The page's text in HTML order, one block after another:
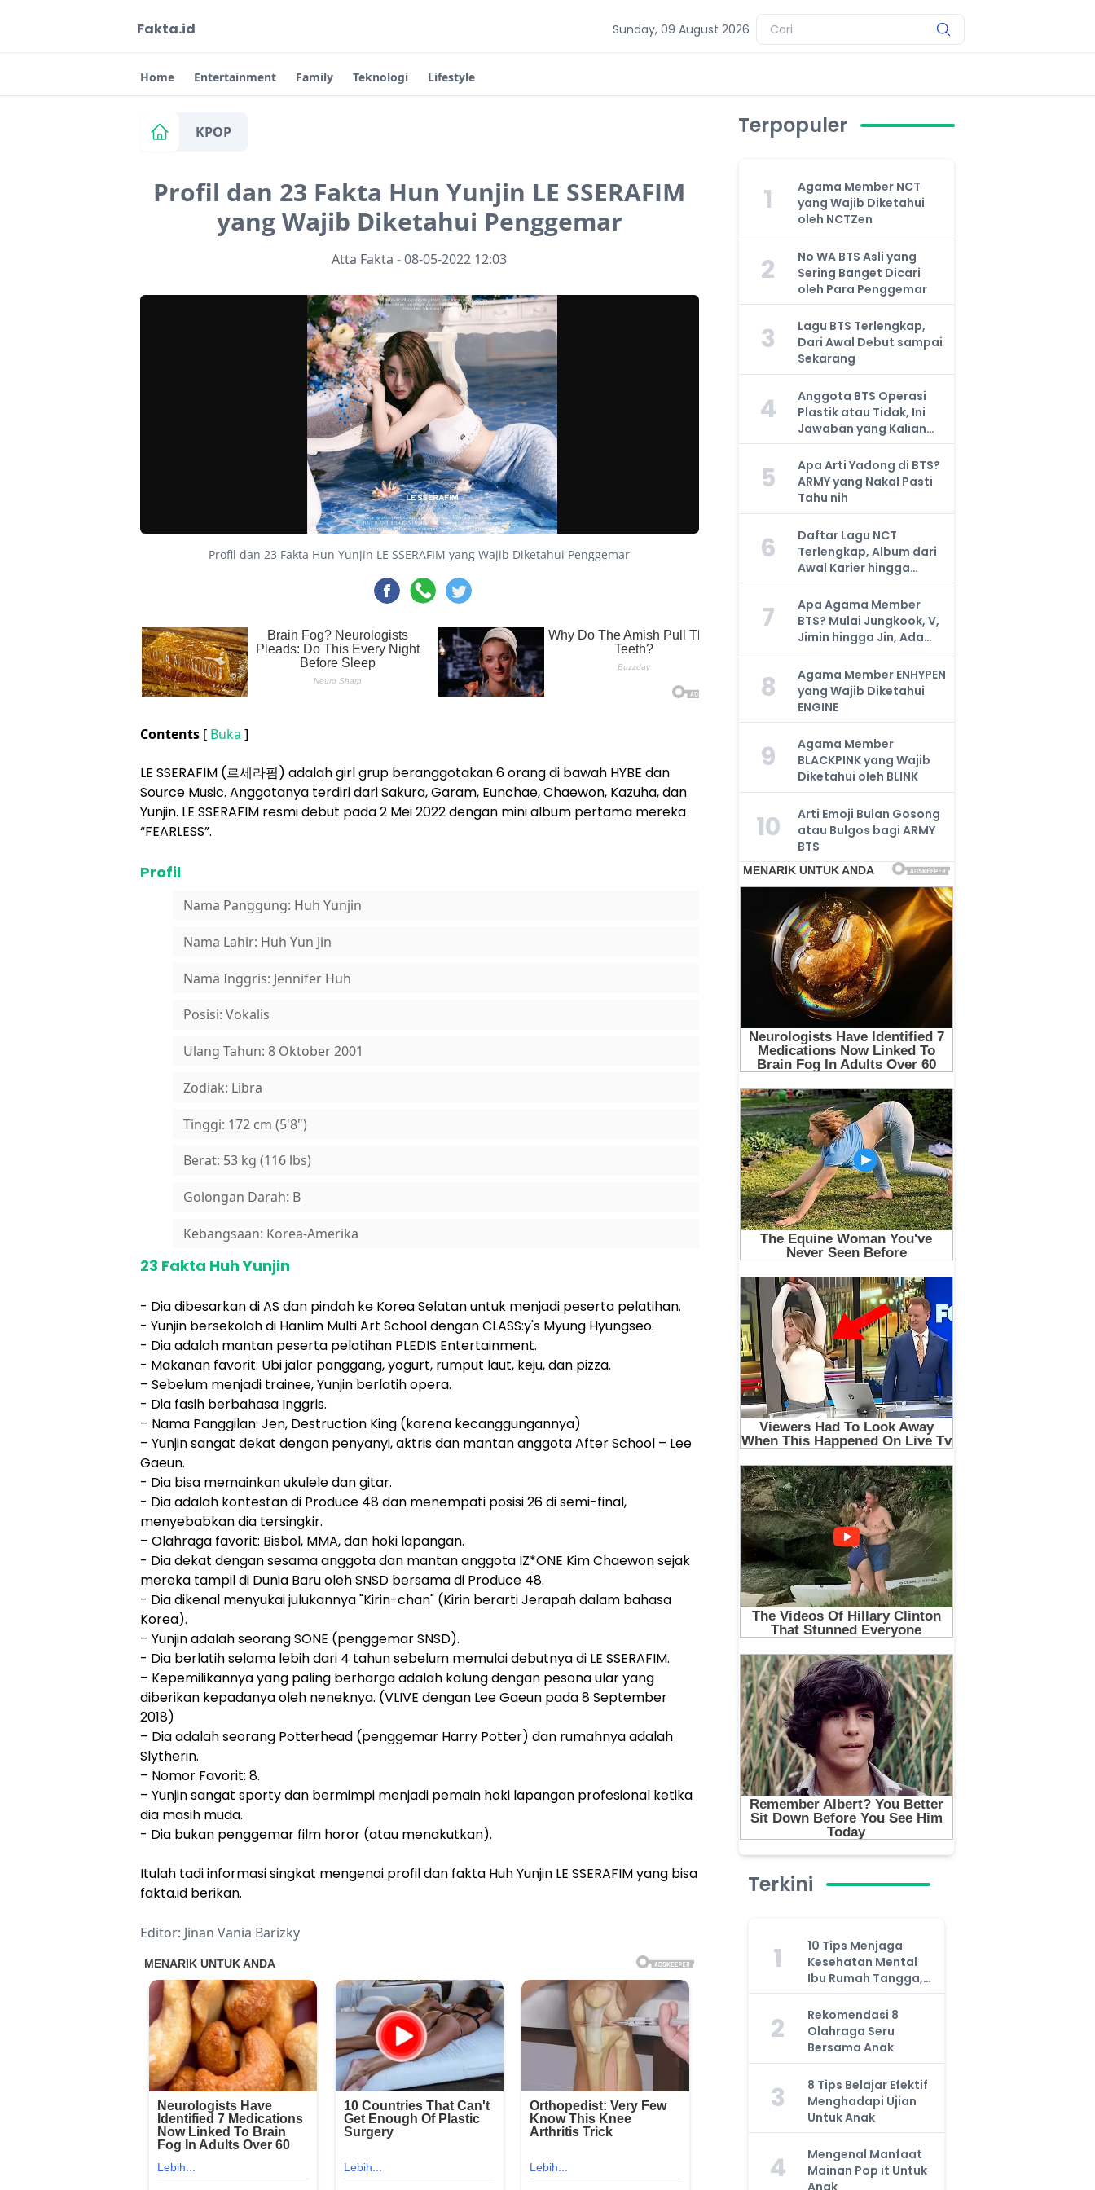
Fakta.id Sunday, 09 August 2026
Home Entertainment Family Teknologi Lifestyle
KPOP
Profil dan 23 Fakta Hun Yunjin LE SSERAFIM
yang Wajib Diketahui Penggemar
Atta Fakta -08-05-2022 12:03
Profil dan 23 Fakta Hun Yunjin LE SSERAFIM yang Wajib Diketahui Penggemar
Contents [ Buka ]
LE SSERAFIM (르세라핌) adalah girl grup beranggotakan 6 orang di bawah HYBE dan
Source Music. Anggotanya terdiri dari Sakura, Garam, Eunchae, Chaewon, Kazuha, dan
Yunjin. LE SSERAFIM resmi debut pada 2 Mei 2022 dengan mini album pertama mereka
“FEARLESS”.
Profil
Nama Panggung: Huh Yunjin
Nama Lahir: Huh Yun Jin
Nama Inggris: Jennifer Huh
Posisi: Vokalis
Ulang Tahun: 8 Oktober 2001
Zodiak: Libra
Tinggi: 172 cm (5'8")
Berat: 53 kg (116 lbs)
Golongan Darah: B
Kebangsaan: Korea-Amerika
23 Fakta Huh Yunjin
- Dia dibesarkan di AS dan pindah ke Korea Selatan untuk menjadi peserta pelatihan.
- Yunjin bersekolah di Hanlim Multi Art School dengan CLASS:y's Myung Hyungseo.
- Dia adalah mantan peserta pelatihan PLEDIS Entertainment.
- Makanan favorit: Ubi jalar panggang, yogurt, rumput laut, keju, dan pizza.
– Sebelum menjadi trainee, Yunjin berlatih opera.
- Dia fasih berbahasa Inggris.
– Nama Panggilan: Jen, Destruction King (karena kecanggungannya)
– Yunjin sangat dekat dengan penyanyi, aktris dan mantan anggota After School – Lee
Gaeun.
- Dia bisa memainkan ukulele dan gitar.
- Dia adalah kontestan di Produce 48 dan menempati posisi 26 di semi-final,
menyebabkan dia tersingkir.
– Olahraga favorit: Bisbol, MMA, dan hoki lapangan.
- Dia dekat dengan sesama anggota dan mantan anggota IZ*ONE Kim Chaewon sejak
mereka tampil di Dunia Baru oleh SNSD bersama di Produce 48.
- Dia dikenal menyukai julukannya "Kirin-chan" (Kirin berarti Jerapah dalam bahasa
Korea).
– Yunjin adalah seorang SONE (penggemar SNSD).
- Dia berlatih selama lebih dari 4 tahun sebelum memulai debutnya di LE SSERAFIM.
– Kepemilikannya yang paling berharga adalah kalung dengan pesona ular yang
diberikan kepadanya oleh neneknya. (VLIVE dengan Lee Gaeun pada 8 September
2018)
– Dia adalah seorang Potterhead (penggemar Harry Potter) dan rumahnya adalah
Slytherin.
– Nomor Favorit: 8.
– Yunjin sangat sporty dan bermimpi menjadi pemain hoki lapangan profesional ketika
dia masih muda.
- Dia bukan penggemar film horor (atau menakutkan).
Itulah tadi informasi singkat mengenai profil dan fakta Huh Yunjin LE SSERAFIM yang bisa
fakta.id berikan.
Editor: Jinan Vania Barizky
Terpopuler
1
Agama Member NCT
yang Wajib Diketahui
oleh NCTZen
2
No WA BTS Asli yang
Sering Banget Dicari
oleh Para Penggemar
3
Lagu BTS Terlengkap,
Dari Awal Debut sampai
Sekarang
4
Anggota BTS Operasi
Plastik atau Tidak, Ini
Jawaban yang Kalian
Cari
5
Apa Arti Yadong di BTS?
ARMY yang Nakal Pasti
Tahu nih
6
Daftar Lagu NCT
Terlengkap, Album dari
Awal Karier hingga
Sekarang
7
Apa Agama Member
BTS? Mulai Jungkook, V,
Jimin hingga Jin, Ada
yang Atheis
8
Agama Member ENHYPEN
yang Wajib Diketahui
ENGINE
9
Agama Member
BLACKPINK yang Wajib
Diketahui oleh BLINK
10
Arti Emoji Bulan Gosong
atau Bulgos bagi ARMY
BTS
Terkini
1
10 Tips Menjaga
Kesehatan Mental
Ibu Rumah Tangga,
Jangan Anggap
Remeh!
2
Rekomendasi 8
Olahraga Seru
Bersama Anak
3
8 Tips Belajar Efektif
Menghadapi Ujian
Untuk Anak
4
Mengenal Manfaat
Mainan Pop it Untuk